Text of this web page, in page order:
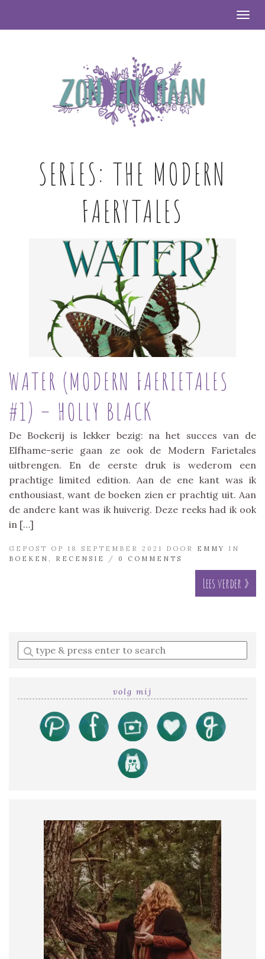
SERIES: THE MODERN
FAERYTALES
WATER (MODERN FAERIETALES
#1) – HOLLY BLACK
De Boekerij is lekker bezig: na het succes van de
Elfhame-serie gaan ze ook de Modern Farietales
uitbrengen. En de eerste druk is wederom een
prachtige limited edition. Aan de ene kant was ik
enthousiast, want de boeken zien er prachtig uit. Aan
de andere kant was ik huiverig. Deze reeks had ik ook
in […]
GEPOST OP 18 SEPTEMBER 2021 DOOR EMMY
IN
BOEKEN
RECENSIE / 0 COMMENTS
Lees verder »
Enter
a
volg mij